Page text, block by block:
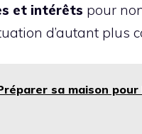
et intérêts pour
d’autant plus
sa maison pour